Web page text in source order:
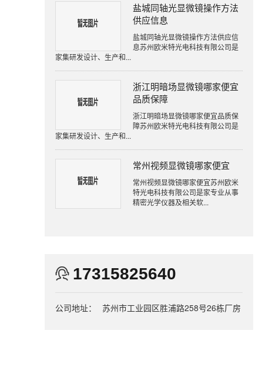
盐城同轴光显微镜操作方法
供应信息
盐城同轴光显微镜操作方法供应信
息苏州欧米特光电科技有限公司是
家集研发设计、生产和...
浙江明暗场显微镜哪家便宜
品质保障
浙江明暗场显微镜哪家便宜品质保
障苏州欧米特光电科技有限公司是
家集研发设计、生产和...
常州视频显微镜哪家便宜
常州视频显微镜哪家便宜苏州欧米
特光电科技有限公司是家专业从事
精密光学仪器及相关软...
17315825640
公司地址： 苏州市工业园区胜浦路258号26栋厂房